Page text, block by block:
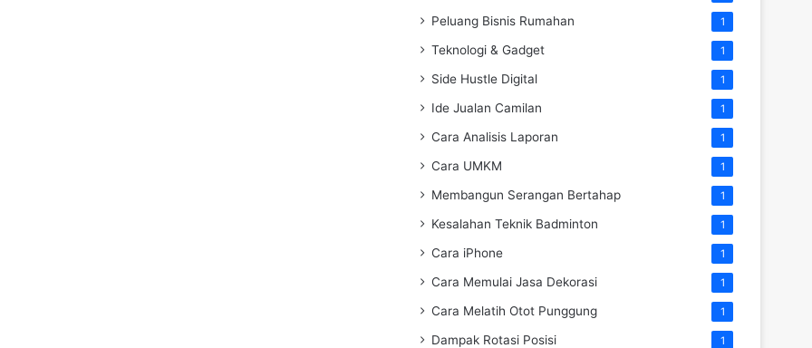
Peluang Bisnis Rumahan 1
Teknologi & Gadget 1
Side Hustle Digital 1
Ide Jualan Camilan 1
Cara Analisis Laporan 1
Cara UMKM 1
Membangun Serangan Bertahap 1
Kesalahan Teknik Badminton 1
Cara iPhone 1
Cara Memulai Jasa Dekorasi 1
Cara Melatih Otot Punggung 1
Dampak Rotasi Posisi 1